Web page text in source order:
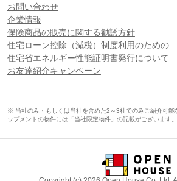
お問い合わせ
企業情報
保険商品の販売に関する勧誘方針
住宅ローン控除（減税）制度利用のための
住宅省エネルギー性能証明書発行について
お友達紹介キャンペーン
※ 当社のみ・もしくは当社を含めた2～3社でのみご紹介可能
ップメントの物件には「当社限定物件」の記載がございます。